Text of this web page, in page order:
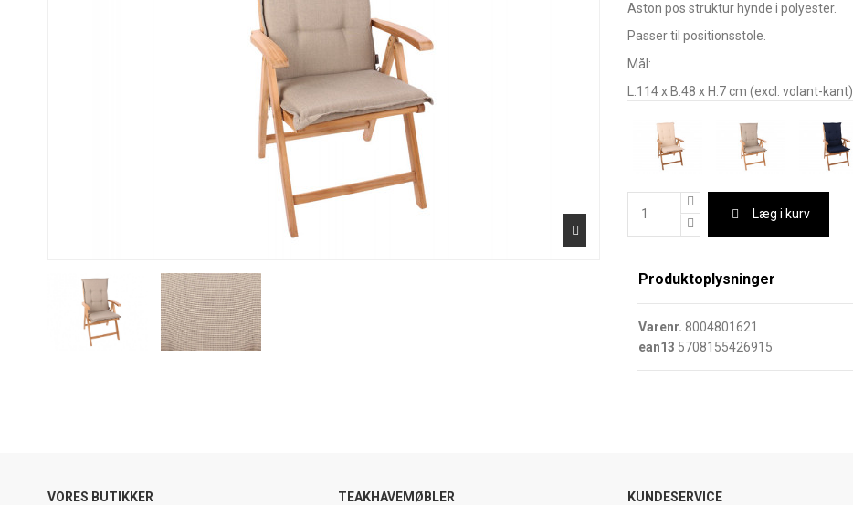
Aston pos struktur hynde i polyester.
Passer til positionsstole.
Mål:
L:114x B:48 x H:7 cm (excl. volant-kant)
Læg i kurv
Produktoplysninger
Varenr. 8004801621
ean13 5708155426915
VORES BUTIKKER TEAKHAVEMØBLER KUNDESERVICE